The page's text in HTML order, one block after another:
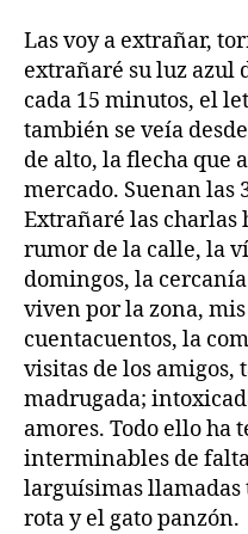
Las voy a extrañar,
extrañaré su luz azul
cada 15 minutos, el
también se veía
de alto, la flecha que
mercado. Suenan las
Extrañaré las charlas
rumor de la calle, la
domingos, la
viven por la zona,
cuentacuentos, la
visitas de los amigos,
madrugada;
amores. Todo ello ha
interminables de
larguísimas
rota y el gato panzón.